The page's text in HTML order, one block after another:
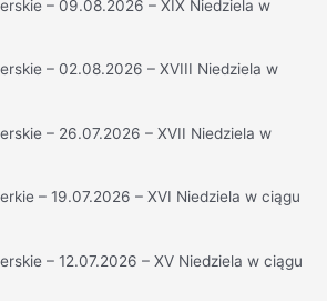
– 09.08.2026 – XIX Niedziela w
– 02.08.2026 – XVIII Niedziela w
– 26.07.2026 – XVII Niedziela w
– 19.07.2026 – XVI Niedziela w ciągu
– 12.07.2026 – XV Niedziela w ciągu